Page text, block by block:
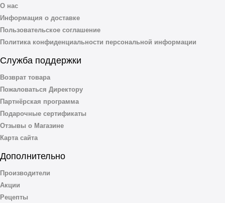
О нас
Информация о доставке
Пользовательское соглашение
Политика конфиденциальности персональной информации
Служба поддержки
Возврат товара
Пожаловаться Директору
Партнёрская программа
Подарочные сертификаты
Отзывы о Магазине
Карта сайта
Дополнительно
Производители
Акции
Рецепты